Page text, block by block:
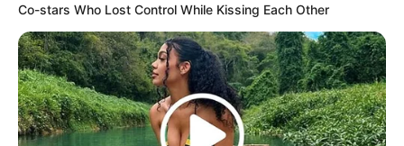
Kekayaan
Tidak diketahui pasti berapa total kekayaan Heriss Skuyy,
Co-stars Who Lost Control While Kissing Each Other